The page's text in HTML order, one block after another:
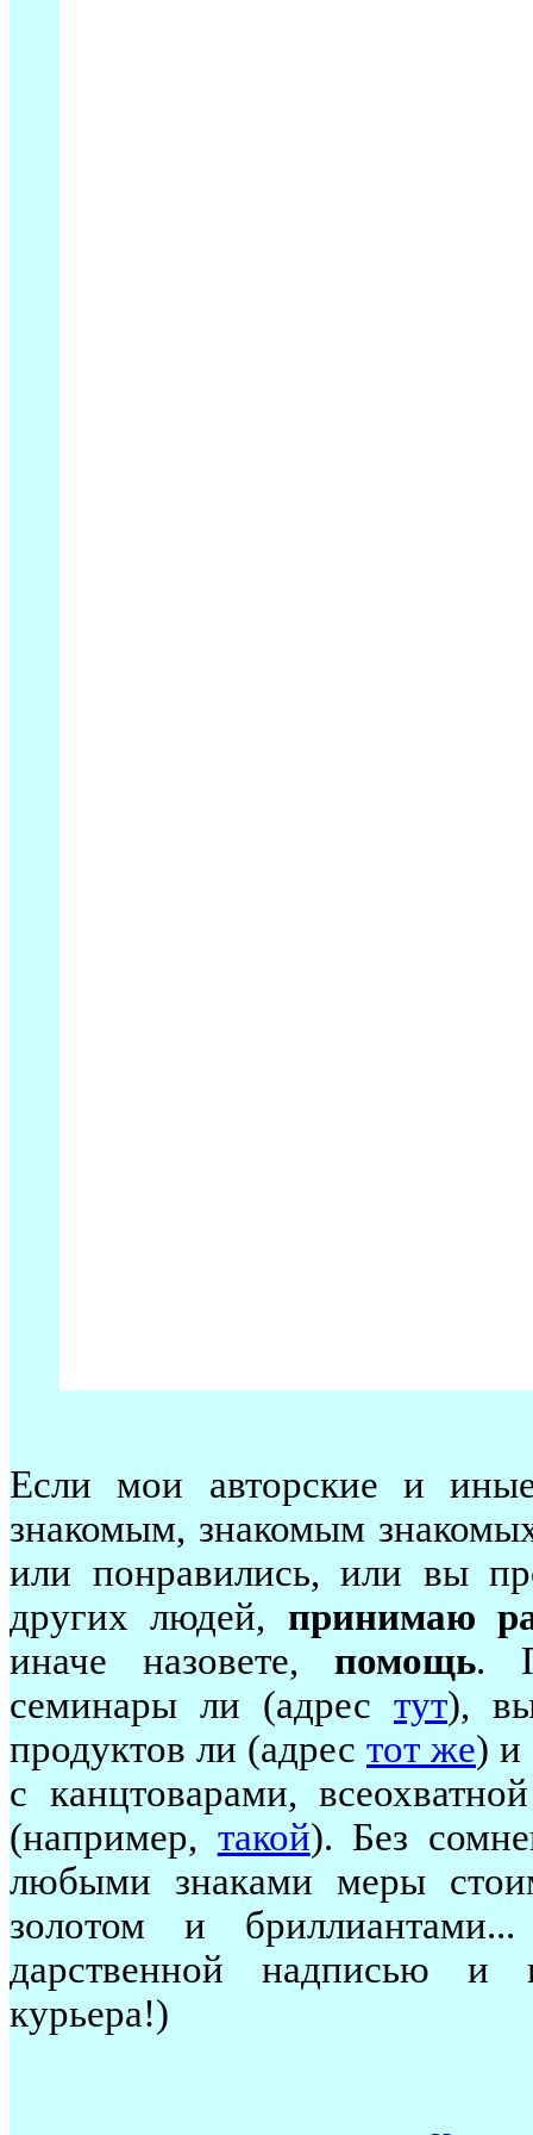
Если мои авторские и
знакомым, знакомым
или понравились, или вы
других людей, принимаю
иначе назовете, помощь.
семинары ли (адрес тут),
продуктов ли (адрес тот же) и
с канцтоварами,
(например, такой). Без
любыми знаками меры
золотом и
дарственной надписью и
курьера!)